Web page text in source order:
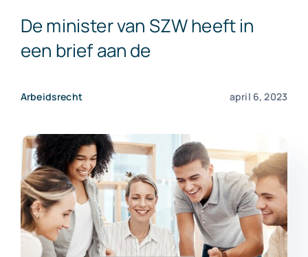
De minister van SZW heeft in
een brief aan de
Arbeidsrecht april 6, 2023